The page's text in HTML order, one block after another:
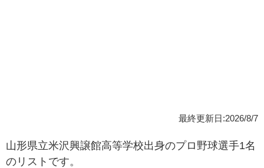
最終更新日:2026/8/7
山形県立米沢興譲館高等学校出身のプロ野球選手1名
のリストです。